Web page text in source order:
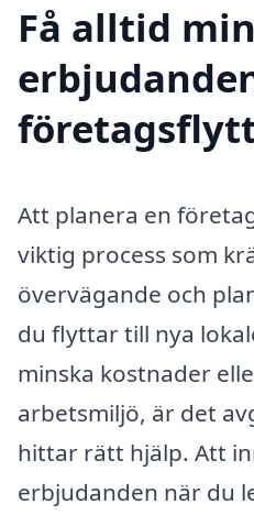
Få alltid
Att planera en
viktig process som
övervägande och
du flyttar till nya
minska kostnader
arbetsmiljö, är det
hittar rätt hjälp. Att
erbjudanden när du